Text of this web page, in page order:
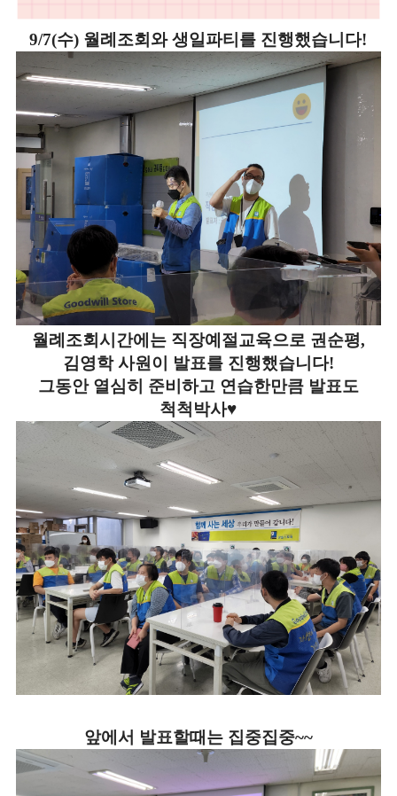
9/7(수) 월례조회와 생일파티를 진행했습니다!
월례조회시간에는 직장예절교육으로 권순평,
김영학 사원이 발표를 진행했습니다!
그동안 열심히 준비하고 연습한만큼 발표도
척척박사♥
앞에서 발표할때는 집중집중~~